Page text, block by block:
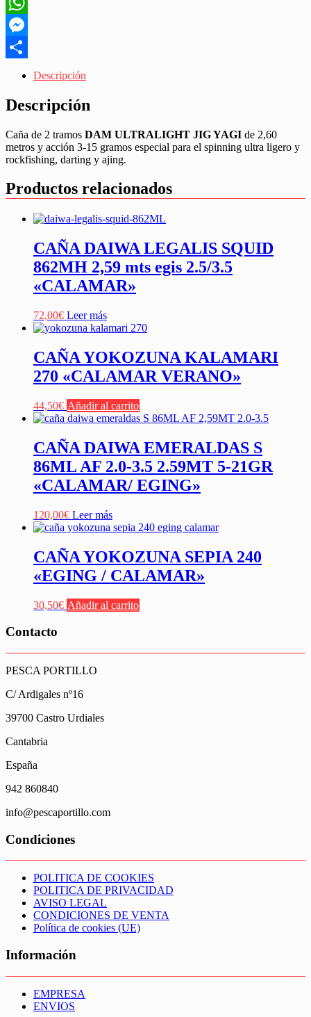
WhatsApp
Messenger
Descripción
Descripción
Caña de 2 tramos DAM ULTRALIGHT JIG YAGI de 2,60
metros y acción 3-15 gramos especial para el spinning ultra ligero y
rockfishing, darting y ajing.
Productos relacionados
CAÑA DAIWA LEGALIS SQUID
862MH 2,59 mts egis 2.5/3.5
«CALAMAR»
72,00€ Leer más
CAÑA YOKOZUNA KALAMARI
270 «CALAMAR VERANO»
44,50€ Añadir al carrito
CAÑA DAIWA EMERALDAS S
86ML AF 2.0-3.5 2.59MT 5-21GR
«CALAMAR/ EGING»
120,00€ Leer más
CAÑA YOKOZUNA SEPIA 240
«EGING / CALAMAR»
30,50€ Añadir al carrito
Contacto
PESCA PORTILLO
C/ Ardigales nº16
39700 Castro Urdiales
Cantabria
España
942 860840
info@pescaportillo.com
Condiciones
POLITICA DE COOKIES
POLITICA DE PRIVACIDAD
AVISO LEGAL
CONDICIONES DE VENTA
Política de cookies (UE)
Información
EMPRESA
ENVIOS